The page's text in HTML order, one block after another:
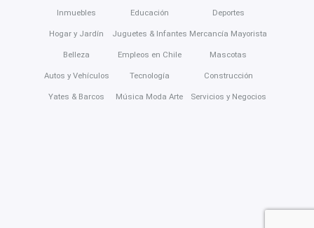
Inmuebles
Hogar y Jardín
Belleza
Autos y Vehículos
Yates & Barcos
Educación
Juguetes & Infantes
Empleos en Chile
Tecnología
Música Moda Arte
Deportes
Mercancía Mayorista
Mascotas
Construcción
Servicios y Negocios